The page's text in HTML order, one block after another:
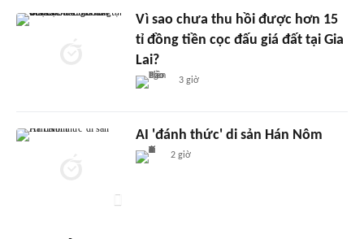
Vì sao chưa thu hồi được hơn 15
tỉ đồng tiền cọc đấu giá đất tại Gia
Lai?
3 giờ
AI 'đánh thức' di sản Hán Nôm
2 giờ